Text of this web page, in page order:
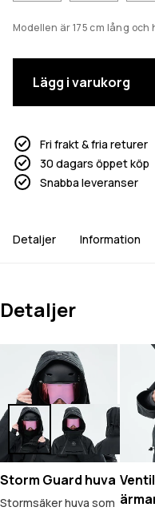
Modellen är 175 cm lång och
Lägg i varukorg
Fri frakt & fria returer
30 dagars öppet köp
Snabba leveranser
Detaljer Information
Detaljer
Storm Guard huva
Stormsäker huva som